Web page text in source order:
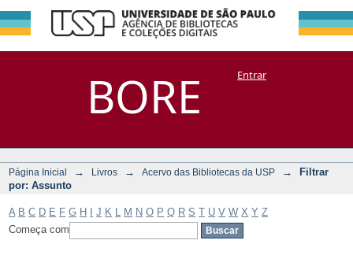
BORE
Filtrar por:
Assunto
DSpace/Manakin + CoriscoEntrar
Página Inicial → Livros → Acervo das Bibliotecas da USP →
Filtrar
por: Assunto
A B C D E F G H J K M N O P Q R S T U V W X Y Z
Começa com